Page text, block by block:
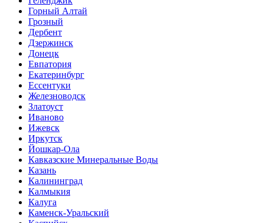
Горный Алтай
Грозный
Дербент
Дзержинск
Донецк
Евпатория
Екатеринбург
Ессентуки
Железноводск
Златоуст
Иваново
Ижевск
Иркутск
Йошкар-Ола
Кавказские Минеральные Воды
Казань
Калининград
Калмыкия
Калуга
Каменск-Уральский